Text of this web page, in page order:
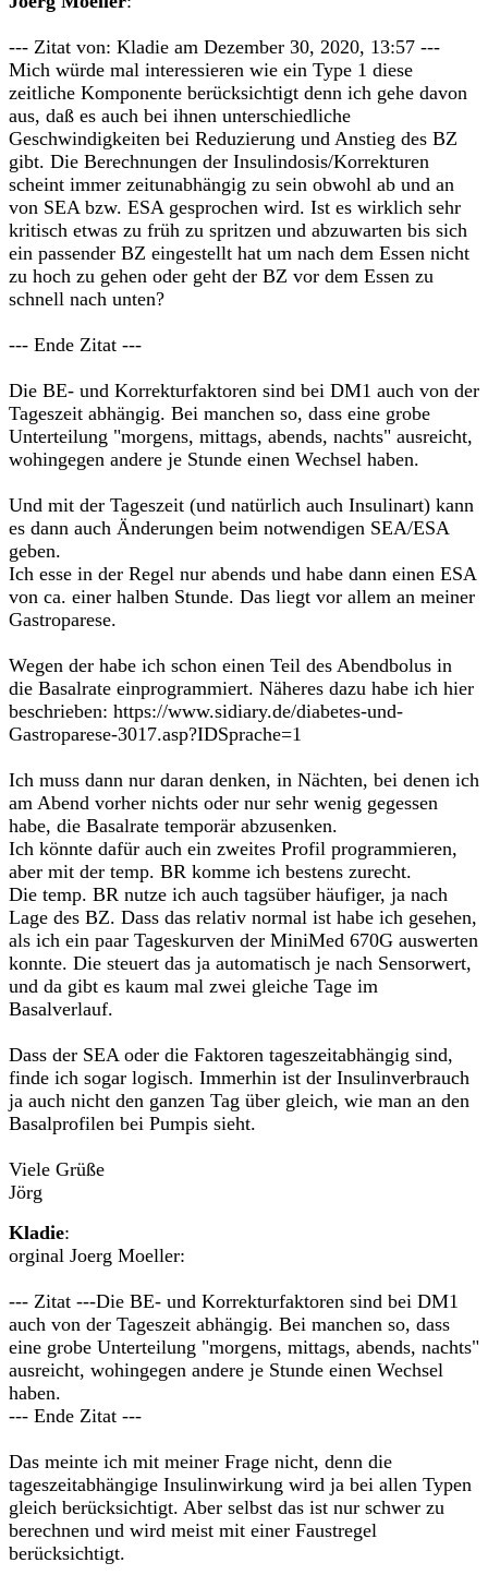
--- Zitat von: Kladie am Dezember 30, 2020, 13:57 ---
Mich würde mal interessieren wie ein Type 1 diese
zeitliche Komponente berücksichtigt denn ich gehe davon
aus, daß es auch bei ihnen unterschiedliche
Geschwindigkeiten bei Reduzierung und Anstieg des BZ
gibt. Die Berechnungen der Insulindosis/Korrekturen
scheint immer zeitunabhängig zu sein obwohl ab und an
von SEA bzw. ESA gesprochen wird. Ist es wirklich sehr
kritisch etwas zu früh zu spritzen und abzuwarten bis sich
ein passender BZ eingestellt hat um nach dem Essen nicht
zu hoch zu gehen oder geht der BZ vor dem Essen zu
schnell nach unten?
--- Ende Zitat ---
Die BE- und Korrekturfaktoren sind bei DM1 auch von der
Tageszeit abhängig. Bei manchen so, dass eine grobe
Unterteilung "morgens, mittags, abends, nachts" ausreicht,
wohingegen andere je Stunde einen Wechsel haben.
Und mit der Tageszeit (und natürlich auch Insulinart) kann
es dann auch Änderungen beim notwendigen SEA/ESA
geben.
Ich esse in der Regel nur abends und habe dann einen ESA
von ca. einer halben Stunde. Das liegt vor allem an meiner
Gastroparese.
Wegen der habe ich schon einen Teil des Abendbolus in
die Basalrate einprogrammiert. Näheres dazu habe ich hier
beschrieben: https://www.sidiary.de/diabetes-und-
Gastroparese-3017.asp?IDSprache=1
Ich muss dann nur daran denken, in Nächten, bei denen ich
am Abend vorher nichts oder nur sehr wenig gegessen
habe, die Basalrate temporär abzusenken.
Ich könnte dafür auch ein zweites Profil programmieren,
aber mit der temp. BR komme ich bestens zurecht.
Die temp. BR nutze ich auch tagsüber häufiger, ja nach
Lage des BZ. Dass das relativ normal ist habe ich gesehen,
als ich ein paar Tageskurven der MiniMed 670G auswerten
konnte. Die steuert das ja automatisch je nach Sensorwert,
und da gibt es kaum mal zwei gleiche Tage im
Basalverlauf.
Dass der SEA oder die Faktoren tageszeitabhängig sind,
finde ich sogar logisch. Immerhin ist der Insulinverbrauch
ja auch nicht den ganzen Tag über gleich, wie man an den
Basalprofilen bei Pumpis sieht.
Viele Grüße
Jörg
Kladie:
orginal Joerg Moeller:
--- Zitat ---Die BE- und Korrekturfaktoren sind bei DM1
auch von der Tageszeit abhängig. Bei manchen so, dass
eine grobe Unterteilung "morgens, mittags, abends, nachts"
ausreicht, wohingegen andere je Stunde einen Wechsel
haben.
--- Ende Zitat ---
Das meinte ich mit meiner Frage nicht, denn die
tageszeitabhängige Insulinwirkung wird ja bei allen Typen
gleich berücksichtigt. Aber selbst das ist nur schwer zu
berechnen und wird meist mit einer Faustregel
berücksichtigt.